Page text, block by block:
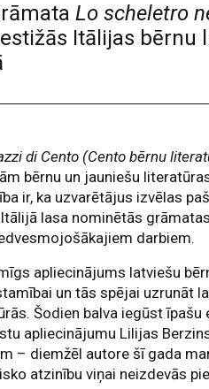
Lo scheletro
Itālijas bērnu
di Cento (Cento bērnu
bērnu un jauniešu
ir, ka uzvarētājus izvēlas
lasa nominētās
darbiem.
apliecinājums latviešu
un tās spējai uzrunāt
Šodien balva iegūst īpašu
apliecinājumu Lilijas
– diemžēl autore šī gada
atzinību viņai neizdevās